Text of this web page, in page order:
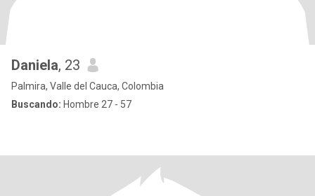
Daniela, 23
Palmira, Valle del Cauca, Colombia
Buscando: Hombre 27 - 57